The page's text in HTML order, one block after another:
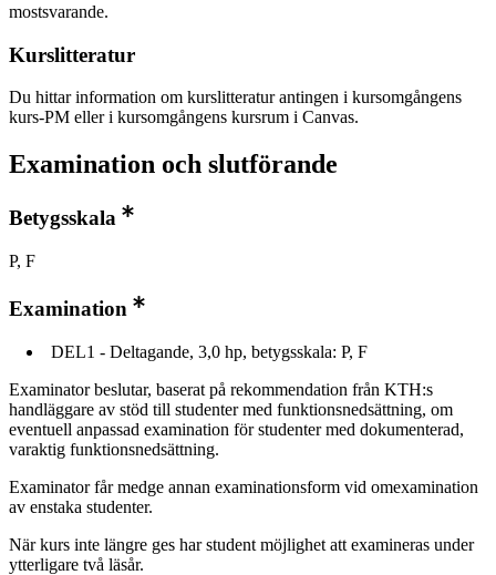
mostsvarande.
Kurslitteratur
Du hittar information om kurslitteratur antingen i kursomgångens
kurs-PM eller i kursomgångens kursrum i Canvas.
Examination och slutförande
Betygsskala
P, F
Examination
DEL1 - Deltagande, 3,0 hp, betygsskala: P, F
Examinator beslutar, baserat på rekommendation från KTH:s
handläggare av stöd till studenter med funktionsnedsättning, om
eventuell anpassad examination för studenter med dokumenterad,
varaktig funktionsnedsättning.
Examinator får medge annan examinationsform vid omexamination
av enstaka studenter.
När kurs inte längre ges har student möjlighet att examineras under
ytterligare två läsår.